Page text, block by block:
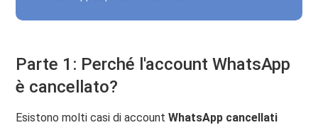
Parte 1: Perché l'account WhatsApp
è cancellato?
Esistono molti casi di accountWhatsApp cancellati